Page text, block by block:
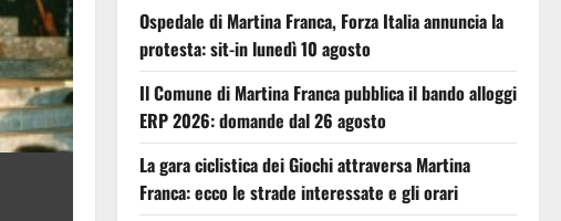
Ospedale di Martina Franca, Forza Italia annuncia la
protesta: sit-in lunedì 10 agosto
Il Comune di Martina Franca pubblica il bando alloggi
ERP 2026: domande dal 26 agosto
La gara ciclistica dei Giochi attraversa Martina
Franca: ecco le strade interessate e gli orari